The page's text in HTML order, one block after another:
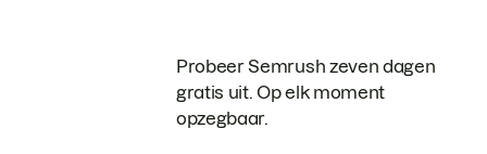
Probeer Semrush zeven dagen
gratis uit. Op elk moment
opzegbaar.